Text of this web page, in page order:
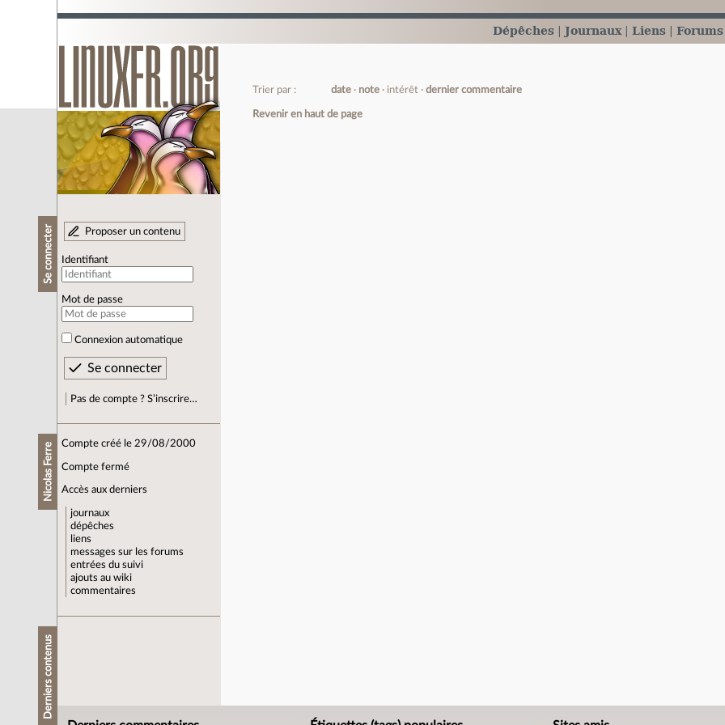
Dépêches Journaux Liens Forums
Se connecter Proposer un contenu
Identifiant
Mot de passe
Connexion automatique
Pas de compte ? S’inscrire…
Nicolas Ferre Compte créé le 29/08/2000
Compte fermé
Accès aux derniers
journaux
dépêches
liens
messages sur les forums
entrées du suivi
ajouts au wiki
commentaires
Derniers contenus
Trier par : date note intérêt dernier commentaire
Revenir en haut de page